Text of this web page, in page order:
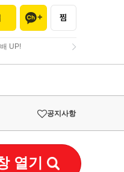
UP!
UP!
공지사항
열기